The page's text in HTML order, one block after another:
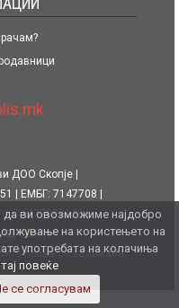
ДОО Скопје
ЕМБГ: 7147708
Скопје
права се задржани.
да ви овозможиме најдобро
на користењето на
употребата на колачиња
повеќе
се согласувам